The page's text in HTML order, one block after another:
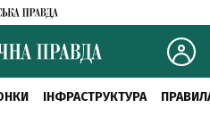
ІНФРАСТРУКТУРА